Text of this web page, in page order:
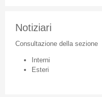
Notiziari
Consultazione della sezione
Interni
Esteri